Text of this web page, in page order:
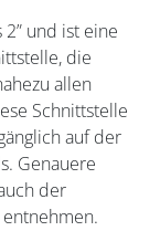
und ist eine
die
allen
Schnittstelle
auf der
Genauere
der